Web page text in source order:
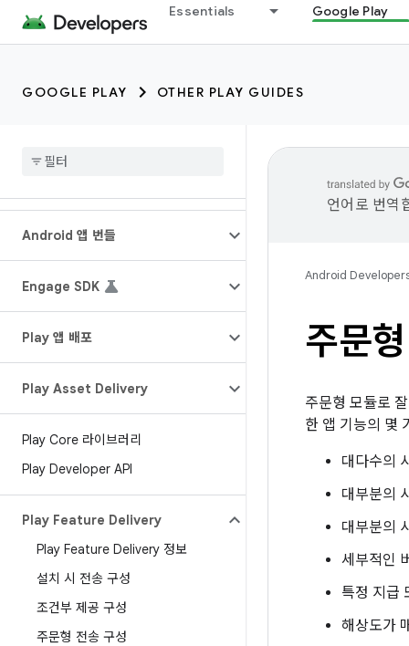
Essentials Google Play
GOOGLE PLAY OTHER PLAY GUIDES
Android 앱 번들
Engage SDK
Play 앱 배포
Play Asset Delivery
Play Core 라이브러리
Play Developer API
Play Feature Delivery
Play Feature Delivery 정보
설치 시 전송 구성
조건부 제공 구성
주문형 전송 구성
언어로 번역
Android
주문
주문형 모듈로
한 앱 기능의 몇
대다수의
대부분의
대부분의
세부적인
특정 지급
해상도가